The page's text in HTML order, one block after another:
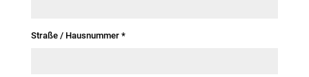
Straße / Hausnummer *